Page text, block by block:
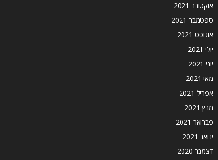
אוקטובר 2021
ספטמבר 2021
אוגוסט 2021
יולי 2021
יוני 2021
מאי 2021
אפריל 2021
מרץ 2021
פברואר 2021
ינואר 2021
דצמבר 2020